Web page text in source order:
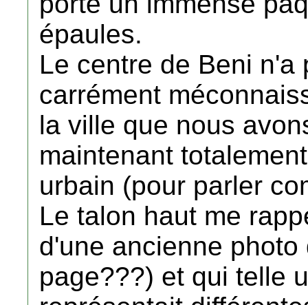
épaules.
Le centre de Beni
carrément
la ville que nous
maintenant
urbain (pour parler
Le talon haut me
d'une ancienne
page???) et qui telle